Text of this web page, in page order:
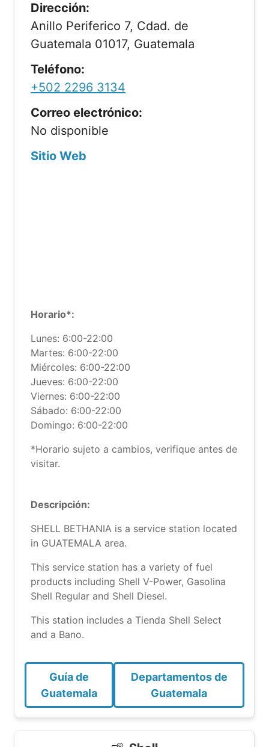
Dirección:
Anillo Periferico 7, Cdad. de
Guatemala 01017, Guatemala
Teléfono:
+502 2296 3134
Correo electrónico:
No disponible
Sitio Web
Horario*:
Lunes: 6:00-22:00
Martes: 6:00-22:00
Miércoles: 6:00-22:00
Jueves: 6:00-22:00
Viernes: 6:00-22:00
Sábado: 6:00-22:00
Domingo: 6:00-22:00
*Horario sujeto a cambios, verifique antes de
visitar.
Descripción:
SHELL BETHANIA is a service station located
in GUATEMALA area.
This service station has a variety of fuel
products including Shell V-Power, Gasolina
Shell Regular and Shell Diesel.
This station includes a Tienda Shell Select
and a Bano.
Guía de
Guatemala
Departamentos de
Guatemala